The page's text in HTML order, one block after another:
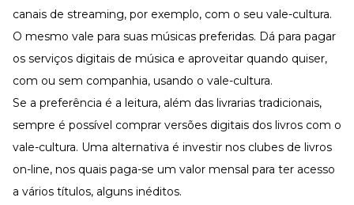
canais de streaming, por exemplo, com o seu vale-cultura.
O mesmo vale para suas músicas preferidas. Dá para pagar
os serviços digitais de música e aproveitar quando quiser,
com ou sem companhia, usando o vale-cultura.
Se a preferência é a leitura, além das livrarias tradicionais,
sempre é possível comprar versões digitais dos livros com o
vale-cultura. Uma alternativa é investir nos clubes de livros
on-line, nos quais paga-se um valor mensal para ter acesso
a vários títulos, alguns inéditos.